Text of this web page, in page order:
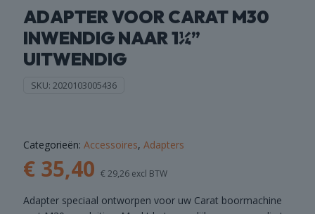
ADAPTER VOOR CARAT M30
INWENDIG NAAR 1¼”
UITWENDIG
SKU: 2020103005436
Categorieën: Accessoires, Adapters
€ 35,40 € 29,26 excl BTW
Adapter speciaal ontworpen voor uw Carat boormachine
HAMERBOREN
& BEITELS
COMBI